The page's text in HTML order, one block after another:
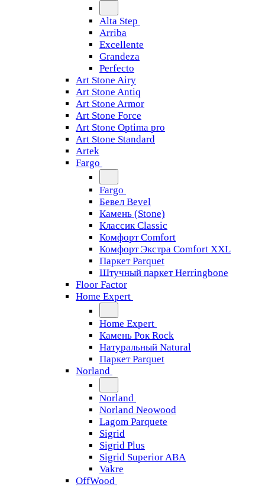
Alta Step
Arriba
Excellente
Grandeza
Perfecto
Art Stone Airy
Art Stone Antiq
Art Stone Armor
Art Stone Force
Art Stone Optima pro
Art Stone Standard
Artek
Fargo
Fargo
Бевел Bevel
Камень (Stone)
Классик Classic
Комфорт Comfort
Комфорт Экстра Comfort XXL
Паркет Parquet
Штучный паркет Herringbone
Floor Factor
Home Expert
Home Expert
Камень Рок Rock
Натуральный Natural
Паркет Parquet
Norland
Norland
Norland Neowood
Lagom Parquete
Sigrid
Sigrid Plus
Sigrid Superior ABA
Vakre
OffWood